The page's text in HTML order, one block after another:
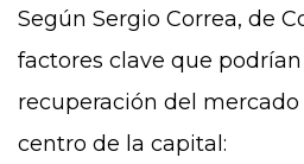
Según Sergio Correa, de
factores clave que
recuperación del
centro de la capital: